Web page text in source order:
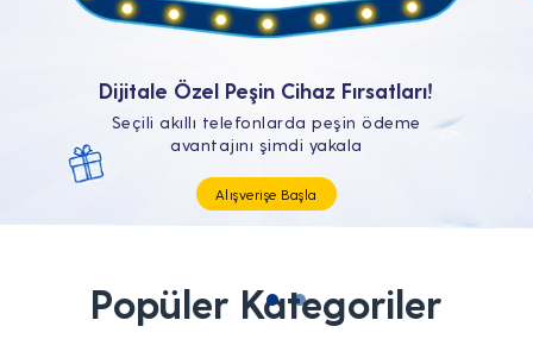
Tüm Teknolojik İhtiyaçların Tam'da
Popüler Kategoriler